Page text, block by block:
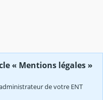
« Mentions légales »
de votre ENT